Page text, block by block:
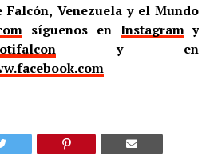
Falcón, Venezuela y el Mundo
síguenos en Instagramy
y en